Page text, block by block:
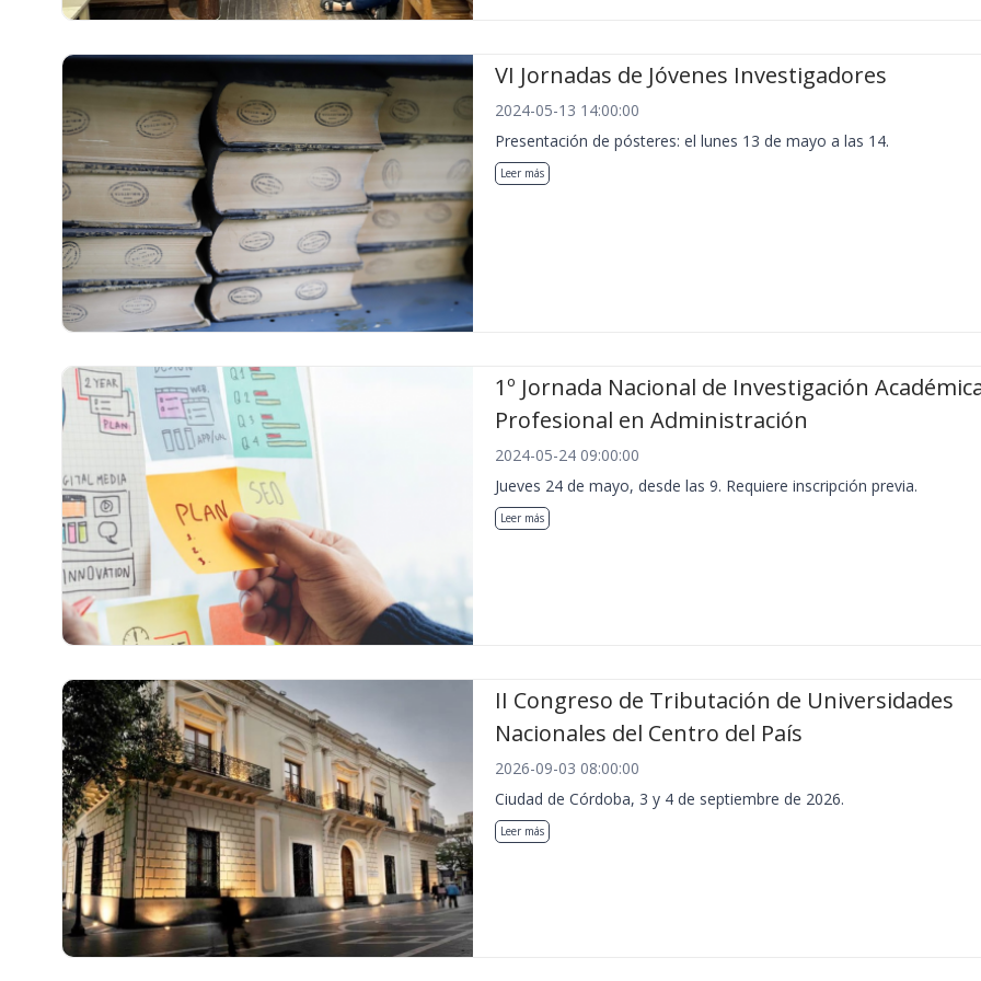
VI Jornadas de Jóvenes Investigadores
2024-05-13 14:00:00
Presentación de pósteres: el lunes 13 de mayo a las 14.
Leer más
1º Jornada Nacional de Investigación
Profesional en Administración
2024-05-24 09:00:00
Jueves 24 de mayo, desde las 9. Requiere inscripción previa.
Leer más
II Congreso de Tributación de Universidades
Nacionales del Centro del País
2026-09-03 08:00:00
Ciudad de Córdoba, 3 y 4 de septiembre de 2026.
Leer más